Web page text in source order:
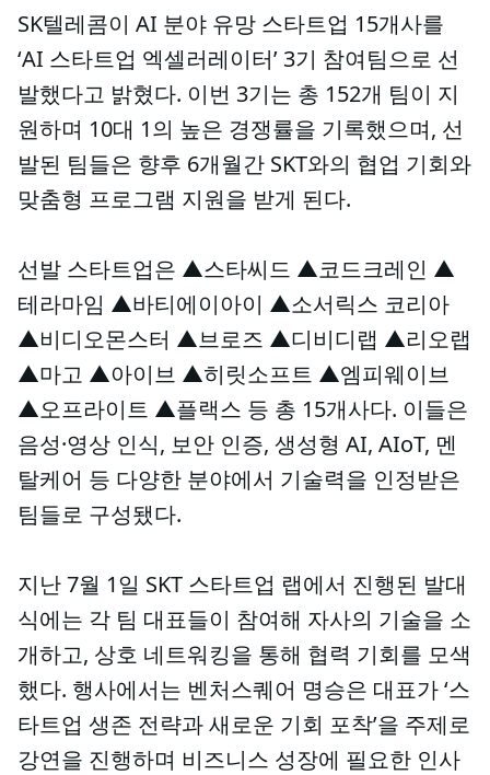
SK텔레콤이 AI 분야 유망 스타트업 15개사를
‘AI 스타트업 엑셀러레이터’ 3기 참여팀으로 선
발했다고 밝혔다. 이번 3기는 총 152개 팀이 지
원하며 10대 1의 높은 경쟁률을 기록했으며, 선
발된 팀들은 향후 6개월간 SKT와의 협업 기회와
맞춤형 프로그램 지원을 받게 된다.
선발 스타트업은 ▲스타씨드 ▲코드크레인 ▲
테라마임 ▲바티에이아이 ▲소서릭스 코리아
▲비디오몬스터 ▲브로즈 ▲디비디랩 ▲리오랩
▲마고 ▲아이브 ▲히릿소프트 ▲엠피웨이브
▲오프라이트 ▲플랙스 등 총 15개사다. 이들은
음성·영상 인식, 보안 인증, 생성형 AI, AIoT, 멘
탈케어 등 다양한 분야에서 기술력을 인정받은
팀들로 구성됐다.
지난 7월 1일 SKT 스타트업 랩에서 진행된 발대
식에는 각 팀 대표들이 참여해 자사의 기술을 소
개하고, 상호 네트워킹을 통해 협력 기회를 모색
했다. 행사에서는 벤처스퀘어 명승은 대표가 ‘스
타트업 생존 전략과 새로운 기회 포착’을 주제로
강연을 진행하며 비즈니스 성장에 필요한 인사